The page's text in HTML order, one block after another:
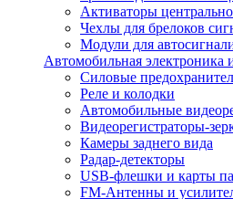
Активаторы
Чехлы для брелоков
Модули для
Автомобильная электроника
Силовые
Реле и колодки
Автомобильные
Видеорегистраторы-
Камеры заднего вида
Радар-детекторы
USB-флешки и карты
FM-Антенны и